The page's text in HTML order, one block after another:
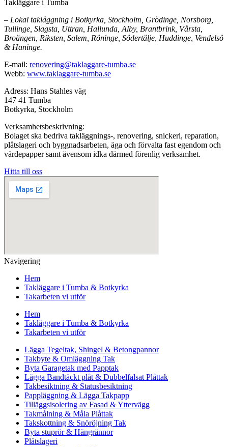
Takläggare i Tumba
– Lokal takläggning i Botkyrka, Stockholm, Grödinge, Norsborg,
Tullinge, Slagsta, Uttran, Hallunda, Alby, Brantbrink, Vårsta,
Broängen, Riksten, Salem, Röninge, Södertälje, Huddinge, Vendelsö
& Haninge.
E-mail: renovering@taklaggare-tumba.se
Webb: www.taklaggare-tumba.se
Adress: Hans Stahles väg
147 41 Tumba
Botkyrka, Stockholm
Verksamhetsbeskrivning:
Bolaget ska bedriva takläggnings-, renovering, snickeri, reparation,
plåtslageri och byggnadsarbeten, äga och förvalta fast egendom och
värdepapper samt ävensom idka därmed förenlig verksamhet.
Hitta till oss
Navigering
Hem
Takläggare i Tumba & Botkyrka
Takarbeten vi utför
Hem
Takläggare i Tumba & Botkyrka
Takarbeten vi utför
Lägga Tegeltak, Shingel & Betongpannor
Takbyte & Omläggning Tak
Byta Garagetak med Papptak
Lägga Bandtäckt plåt & Dubbelfalsat Plåttak
Takbesiktning & Statusbesiktning
Pappläggning & Lägga Takpapp
Tilläggsisolering av Fasad & Yttervägg
Takmålning & Måla Plåttak
Takskottning & Snöröjning Tak
Byta stuprör & Hängrännor
Plåtslageri